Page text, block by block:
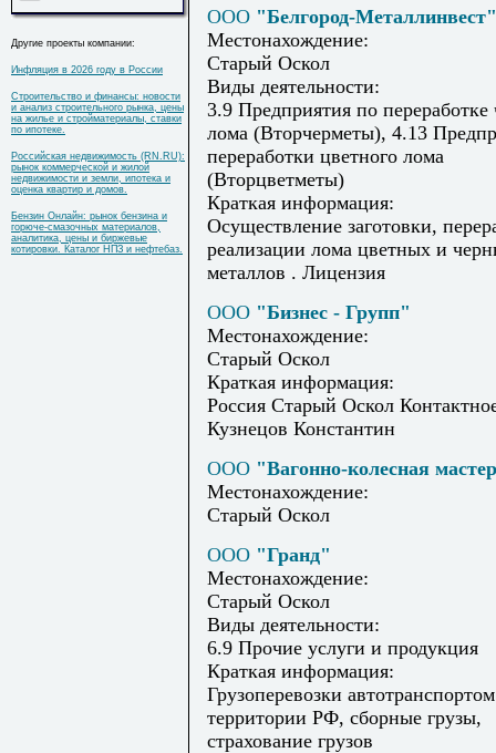
Другие проекты компании:
Инфляция в 2026 году в России
Строительство и финансы: новости
и анализ строительного рынка, цены
на жилье и стройматериалы, ставки
по ипотеке.
Российская недвижимость (RN.RU):
рынок коммерческой и жилой
недвижимости и земли, ипотека и
оценка квартир и домов.
Бензин Онлайн: рынок бензина и
горюче-смазочных материалов,
аналитика, цены и биржевые
котировки. Каталог НПЗ и нефтебаз.
ООО "Белгород-Металлинвест"
Местонахождение:
Старый Оскол
Виды деятельности:
3.9 Предприятия по переработке
лома (Вторчерметы), 4.13
переработки цветного лома
(Вторцветметы)
Краткая информация:
Осуществление заготовки,
реализации лома цветных и
металлов . Лицензия
ООО "Бизнес - Групп"
Местонахождение:
Старый Оскол
Краткая информация:
Россия Старый Оскол
Кузнецов Константин
ООО "Вагонно-колесная
Местонахождение:
Старый Оскол
ООО "Гранд"
Местонахождение:
Старый Оскол
Виды деятельности:
6.9 Прочие услуги и продукция
Краткая информация:
Грузоперевозки
территории РФ, сборные грузы,
страхование грузов